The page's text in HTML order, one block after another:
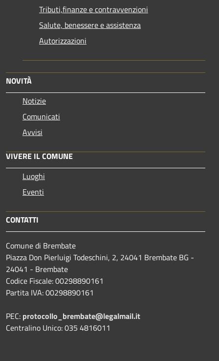
Tributi,finanze e contravvenzioni
Salute, benessere e assistenza
Autorizzazioni
NOVITÀ
Notizie
Comunicati
Avvisi
VIVERE IL COMUNE
Luoghi
Eventi
CONTATTI
Comune di Brembate
Piazza Don Pierluigi Todeschini, 2, 24041 Brembate BG -
24041 - Brembate
Codice Fiscale: 00298890161
Partita IVA: 00298890161
PEC: protocollo_brembate@legalmail.it
Centralino Unico: 035 4816011